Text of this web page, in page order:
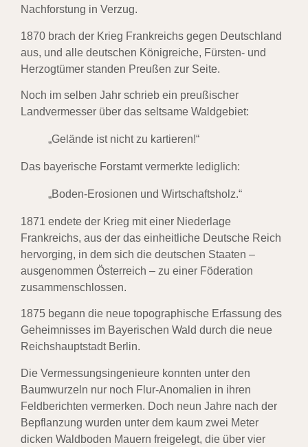
Nachforstung in Verzug.
1870 brach der Krieg Frankreichs gegen Deutschland
aus, und alle deutschen Königreiche, Fürsten- und
Herzogtümer standen Preußen zur Seite.
Noch im selben Jahr schrieb ein preußischer
Landvermesser über das seltsame Waldgebiet:
„Gelände ist nicht zu kartieren!“
Das bayerische Forstamt vermerkte lediglich:
„Boden-Erosionen und Wirtschaftsholz.“
1871 endete der Krieg mit einer Niederlage
Frankreichs, aus der das einheitliche Deutsche Reich
hervorging, in dem sich die deutschen Staaten –
ausgenommen Österreich – zu einer Föderation
zusammenschlossen.
1875 begann die neue topographische Erfassung des
Geheimnisses im Bayerischen Wald durch die neue
Reichshauptstadt Berlin.
Die Vermessungsingenieure konnten unter den
Baumwurzeln nur noch Flur-Anomalien in ihren
Feldberichten vermerken. Doch neun Jahre nach der
Bepflanzung wurden unter dem kaum zwei Meter
dicken Waldboden Mauern freigelegt, die über vier